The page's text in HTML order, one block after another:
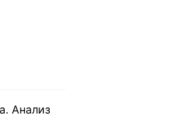
Анализ